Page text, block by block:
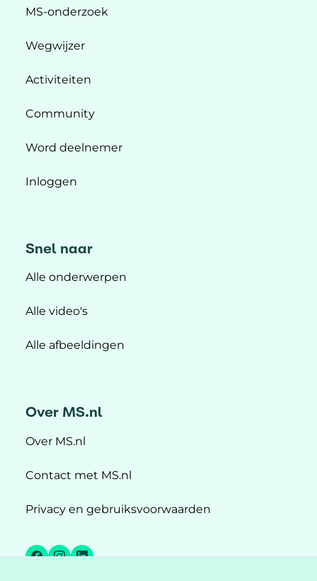
MS-onderzoek
Wegwijzer
Activiteiten
Community
Word deelnemer
Inloggen
Snel naar
Alle onderwerpen
Alle video's
Alle afbeeldingen
Over MS.nl
Over MS.nl
Contact met MS.nl
Privacy en gebruiksvoorwaarden
Facebook
Instagram
LinkedIn